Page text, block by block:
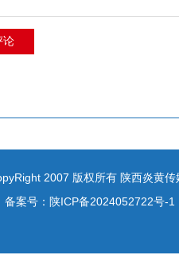
2007 版权所有 陕西炎黄传
备案号： 陕ICP备2024052722号-1